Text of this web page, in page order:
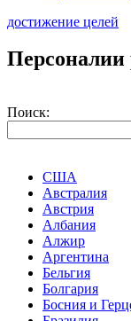
достижение целей
Персоналии
Поиск:
США
Австралия
Австрия
Албания
Алжир
Аргентина
Бельгия
Болгария
Босния и